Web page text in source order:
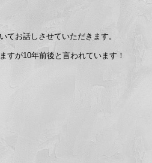
てお話しさせていただきます。
すが10年前後と言われています！